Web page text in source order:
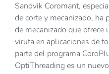
Sandvik Coromant,
de corte y mecanizado, ha
de mecanizado que ofrece
viruta en aplicaciones de
parte del programa
OptiThreading es un